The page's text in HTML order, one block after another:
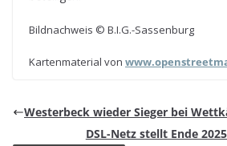
Bild­nach­weis © B.I.G.-Sassenburg
Kar­ten­ma­te­rial von
Wes­ter­beck wie­der Sie­ger bei
DSL-Netz stellt Ende